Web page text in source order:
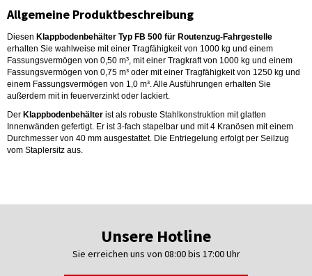
Allgemeine Produktbeschreibung
Diesen Klappbodenbehälter Typ FB 500 für Routenzug-Fahrgestelle
erhalten Sie wahlweise mit einer Tragfähigkeit von 1000 kg und einem
Fassungsvermögen von 0,50 m³, mit einer Tragkraft von 1000 kg und einem
Fassungsvermögen von 0,75 m³ oder mit einer Tragfähigkeit von 1250 kg und
einem Fassungsvermögen von 1,0 m³. Alle Ausführungen erhalten Sie
außerdem mit in feuerverzinkt oder lackiert.
Der Klappbodenbehälter ist als robuste Stahlkonstruktion mit glatten
Innenwänden gefertigt. Er ist 3-fach stapelbar und mit 4 Kranösen mit einem
Durchmesser von 40 mm ausgestattet. Die Entriegelung erfolgt per Seilzug
vom Staplersitz aus.
Unsere Hotline
Sie erreichen uns von 08:00 bis 17:00 Uhr